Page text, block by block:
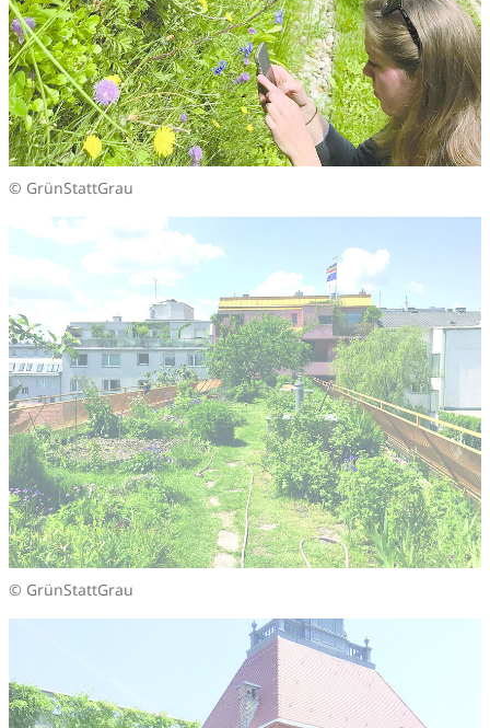
© GrünStattGrau
© GrünStattGrau